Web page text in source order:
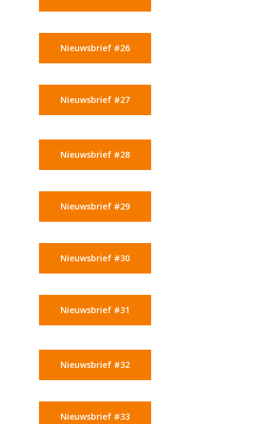
Nieuwsbrief #26
Nieuwsbrief #27
Nieuwsbrief #28
Nieuwsbrief #29
Nieuwsbrief #30
Nieuwsbrief #31
Nieuwsbrief #32
Nieuwsbrief #33